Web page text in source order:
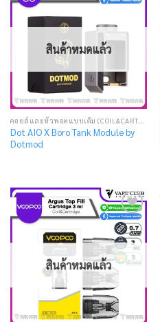
Add
wishlist
สินค้าหมดแล้ว
Dot AIO X Boro Tank Module by
Dotmod
Add
to
wishlist
สินค้าหมดแล้ว